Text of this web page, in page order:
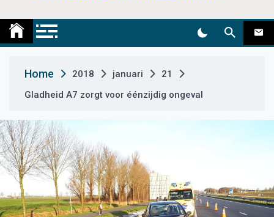
e
t
Medemblik Actueel
Home 2018 januari
21
Gladheid A7 zorgt voor éénzijdig ongeval